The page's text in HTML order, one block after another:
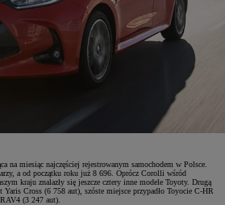
na miesiąc najczęściej rejestrowanym samochodem w Polsce.
a od początku roku już 8 696. Oprócz Corolli wśród
kraju znalazły się jeszcze cztery inne modele Toyoty. Drugą
Cross (6 758 aut), szóste miejsce przypadło Toyocie C-HR
(3 247 aut).